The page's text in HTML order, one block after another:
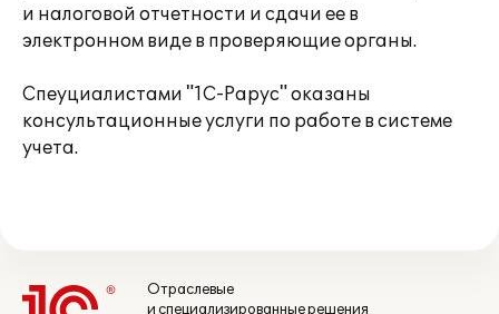
и налоговой отчетности и сдачи ее в
электронном виде в проверяющие органы.
Спеуциалистами "1С-Рарус" оказаны
консультационные услуги по работе в системе
учета.
Отраслевые
и специализированные решения